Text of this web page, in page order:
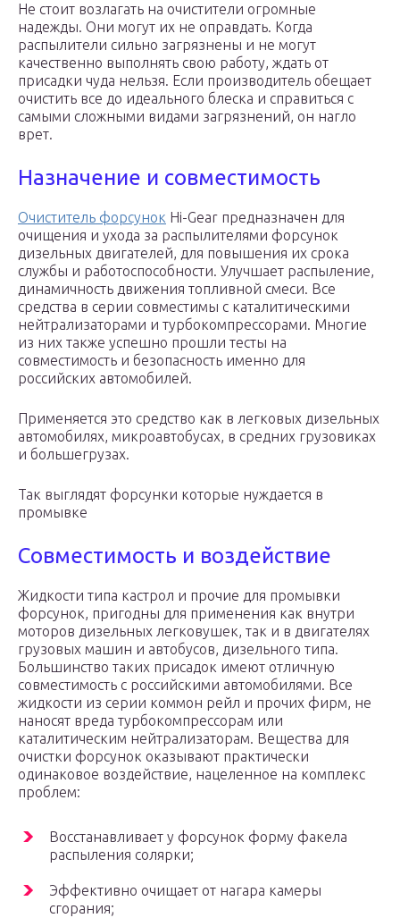
Не стоит возлагать на очистители огромные
надежды. Они могут их не оправдать. Когда
распылители сильно загрязнены и не могут
качественно выполнять свою работу, ждать от
присадки чуда нельзя. Если производитель обещает
очистить все до идеального блеска и справиться с
самыми сложными видами загрязнений, он нагло
врет.
Назначение и совместимость
Очиститель форсунок Hi-Gear предназначен для
очищения и ухода за распылителями форсунок
дизельных двигателей, для повышения их срока
службы и работоспособности. Улучшает распыление,
динамичность движения топливной смеси. Все
средства в серии совместимы с каталитическими
нейтрализаторами и турбокомпрессорами. Многие
из них также успешно прошли тесты на
совместимость и безопасность именно для
российских автомобилей.
Применяется это средство как в легковых дизельных
автомобилях, микроавтобусах, в средних грузовиках
и большегрузах.
Так выглядят форсунки которые нуждается в
промывке
Совместимость и воздействие
Жидкости типа кастрол и прочие для промывки
форсунок, пригодны для применения как внутри
моторов дизельных легковушек, так и в двигателях
грузовых машин и автобусов, дизельного типа.
Большинство таких присадок имеют отличную
совместимость с российскими автомобилями. Все
жидкости из серии коммон рейл и прочих фирм, не
наносят вреда турбокомпрессорам или
каталитическим нейтрализаторам. Вещества для
очистки форсунок оказывают практически
одинаковое воздействие, нацеленное на комплекс
проблем:
Восстанавливает у форсунок форму факела
распыления солярки;
Эффективно очищает от нагара камеры
сгорания;